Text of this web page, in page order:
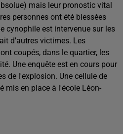
mais leur pronostic vital
personnes ont été blessées
cynophile est intervenue sur les
d'autres victimes. Les
coupés, dans le quartier, les
Une enquête est en cours pour
de l'explosion. Une cellule de
mis en place à l'école Léon-